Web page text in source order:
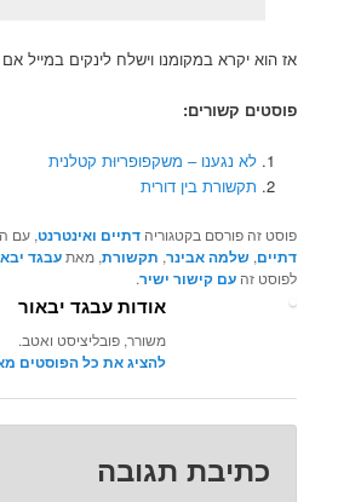
אז הוא יקרא במקומנו וישלח לינקים במייל
פוסטים קשורים:
לא נגענו – משקפופריוּת קטלנית
תקשורת בין דורית
פוסט זה פורסם בקטגוריהדתיים ואינטרנט, עם
דתיים,שלמה אבינר, תקשורת, מאתעבגד
לפוסט זהעם קישור ישיר.
אודות עבגד יבאור
משורר, פובליציסט ואטב.
להציג את כל הפוסטים
כתיבת תגובה